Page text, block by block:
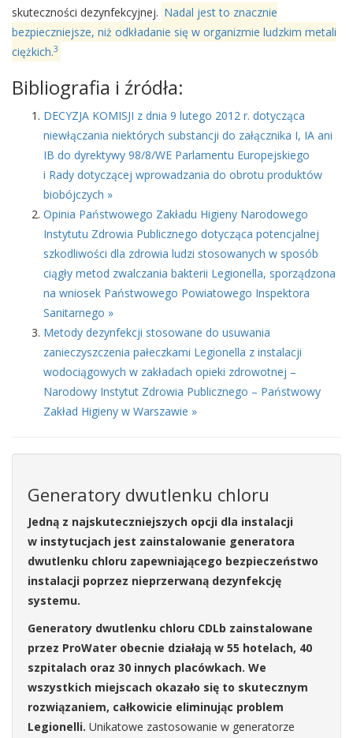
skuteczności dezynfekcyjnej. Nadal jest to znacznie
bezpieczniejsze, niż odkładanie się w organizmie ludzkim metali
ciężkich.3
Bibliografia i źródła:
DECYZJA KOMISJI z dnia 9 lutego 2012 r. dotycząca
niewłączania niektórych substancji do załącznika I, IA ani
IB do dyrektywy 98/8/WE Parlamentu Europejskiego
i Rady dotyczącej wprowadzania do obrotu produktów
biobójczych »
Opinia Państwowego Zakładu Higieny Narodowego
Instytutu Zdrowia Publicznego dotycząca potencjalnej
szkodliwości dla zdrowia ludzi stosowanych w sposób
ciągły metod zwalczania bakterii Legionella, sporządzona
na wniosek Państwowego Powiatowego Inspektora
Sanitarnego »
Metody dezynfekcji stosowane do usuwania
zanieczyszczenia pałeczkami Legionella z instalacji
wodociągowych w zakładach opieki zdrowotnej –
Narodowy Instytut Zdrowia Publicznego – Państwowy
Zakład Higieny w Warszawie »
Generatory dwutlenku chloru
Jedną z najskuteczniejszych opcji dla instalacji
w instytucjach jest zainstalowanie generatora
dwutlenku chloru zapewniającego bezpieczeństwo
instalacji poprzez nieprzerwaną dezynfekcję
systemu.
Generatory dwutlenku chloru CDLb zainstalowane
przez ProWater obecnie działają w 55 hotelach, 40
szpitalach oraz 30 innych placówkach. We
wszystkich miejscach okazało się to skutecznym
rozwiązaniem, całkowicie eliminując problem
Legionelli. Unikatowe zastosowanie w generatorze